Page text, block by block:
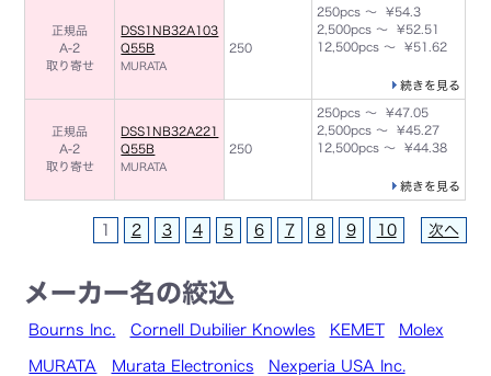
正規品
A-2
取り寄せ
DSS1NB32A103
Q55B
MURATA
250
250pcs ～ ¥54.3
2,500pcs ～ ¥52.51
12,500pcs ～ ¥51.62
続きを見る
正規品
A-2
取り寄せ
DSS1NB32A221
Q55B
MURATA
250
250pcs ～ ¥47.05
2,500pcs ～ ¥45.27
12,500pcs ～ ¥44.38
続きを見る
1 2 3 4 5 6 7 8 9 10 次へ
メーカー名の絞込
Bourns Inc. Cornell Dubilier Knowles KEMET Molex
MURATA Murata Electronics Nexperia USA Inc.